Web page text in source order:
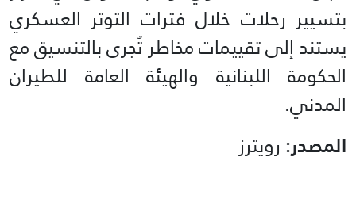
بتسيير رحلات خلال فترات التوتر العسكري
يستند إلى تقييمات مخاطر تُجرى بالتنسيق مع
الحكومة اللبنانية والهيئة العامة للطيران
المدني.
المصدر: رويترز